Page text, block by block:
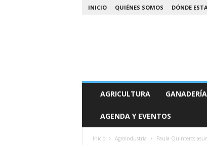
INICIO QUIÉNES SOMOS DÓNDE
N
AGRICULTURA GANADERÍA
AGENDA Y EVENTOS
Inicio Agroindustria Paula Quinteros